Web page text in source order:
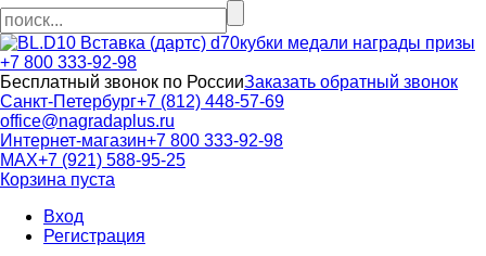
кубки медали награды призы
+7 800 333-92-98
Бесплатный звонок по РоссииЗаказать обратный звонок
Санкт-Петербург+7 (812) 448-57-69
office@nagradaplus.ru
Интернет-магазин+7 800 333-92-98
MAX+7 (921) 588-95-25
Корзина пуста
Вход
Регистрация